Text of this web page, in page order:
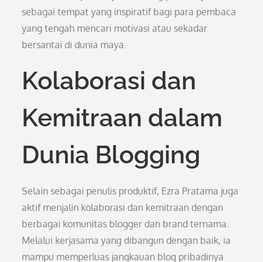
sebagai tempat yang inspiratif bagi para pembaca
yang tengah mencari motivasi atau sekadar
bersantai di dunia maya.
Kolaborasi dan
Kemitraan dalam
Dunia Blogging
Selain sebagai penulis produktif, Ezra Pratama juga
aktif menjalin kolaborasi dan kemitraan dengan
berbagai komunitas blogger dan brand ternama.
Melalui kerjasama yang dibangun dengan baik, ia
mampu memperluas jangkauan blog pribadinya